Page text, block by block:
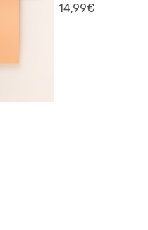
14,99€